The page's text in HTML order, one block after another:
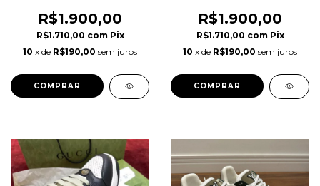
R$1.900,00
R$1.710,00 com Pix
10 x de R$190,00 sem juros
COMPRAR
R$1.900,00
R$1.710,00 com Pix
10 x de R$190,00 sem juros
COMPRAR